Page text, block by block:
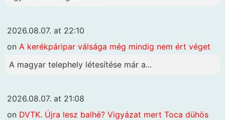
2026.08.07. at 22:10
on A kerékpáripar válsága még mindig nem ért véget
A magyar telephely létesítése már a...
2026.08.07. at 21:08
on DVTK. Újra lesz balhé? Vigyázat mert Toca dühös